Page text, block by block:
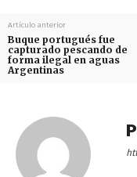
Artículo anterior
Buque portugués fue
capturado pescando de
forma ilegal en aguas
Argentinas